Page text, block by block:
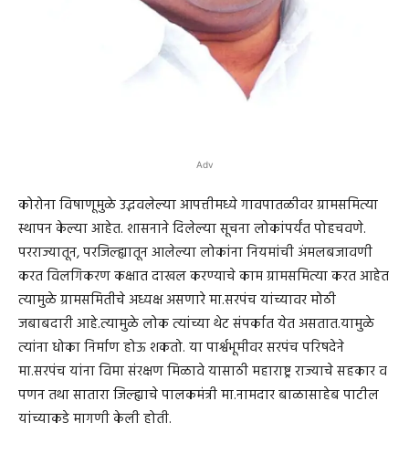
Adv
कोरोना विषाणूमुळे उद्भवलेल्या आपत्तीमध्ये गावपातळीवर ग्रामसमित्या
स्थापन केल्या आहेत. शासनाने दिलेल्या सूचना लोकांपर्यंत पोहचवणे.
परराज्यातून, परजिल्ह्यातून आलेल्या लोकांना नियमांची अंमलबजावणी
करत विलगिकरण कक्षात दाखल करण्याचे काम ग्रामसमित्या करत आहेत
त्यामुळे ग्रामसमितीचे अध्यक्ष असणारे मा.सरपंच यांच्यावर मोठी
जबाबदारी आहे.त्यामुळे लोक त्यांच्या थेट संपर्कात येत असतात.यामुळे
त्यांना धोका निर्माण होऊ शकतो. या पार्श्वभूमीवर सरपंच परिषदेने
मा.सरपंच यांना विमा संरक्षण मिळावे यासाठी महाराष्ट्र राज्याचे सहकार व
पणन तथा सातारा जिल्ह्याचे पालकमंत्री मा.नामदार बाळासाहेब पाटील
यांच्याकडे मागणी केली होती.